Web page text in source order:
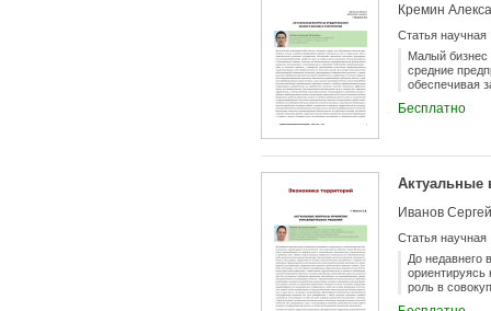
Кремин
Статья научная
Малый бизнес
средние
обеспечивая
финансовыми
существующих
малого и
определение
малого и
средств
причины
направленные
Бесплатно
Актуальные
Иванов
Статья научная
До недавнего
ориентируясь
роль в